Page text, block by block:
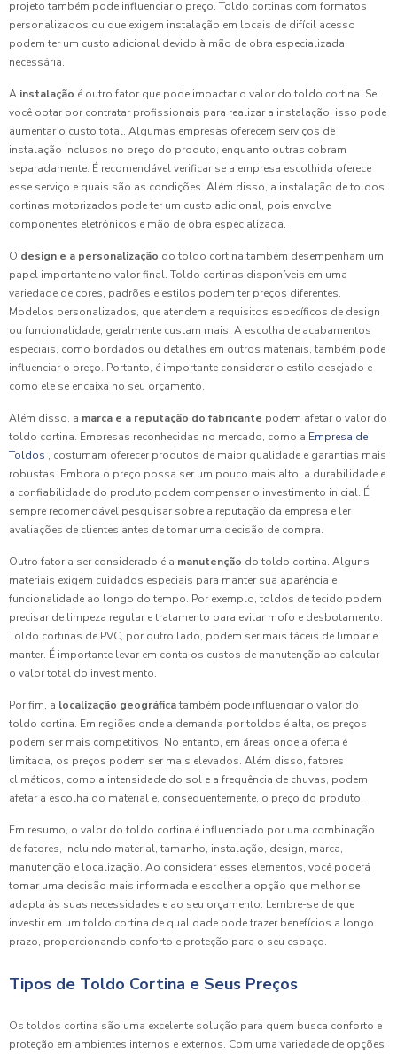
projeto também pode influenciar o preço. Toldo cortinas com formatos
personalizados ou que exigem instalação em locais de difícil acesso
podem ter um custo adicional devido à mão de obra especializada
necessária.
A instalação é outro fator que pode impactar o valor do toldo cortina. Se
você optar por contratar profissionais para realizar a instalação, isso pode
aumentar o custo total. Algumas empresas oferecem serviços de
instalação inclusos no preço do produto, enquanto outras cobram
separadamente. É recomendável verificar se a empresa escolhida oferece
esse serviço e quais são as condições. Além disso, a instalação de toldos
cortinas motorizados pode ter um custo adicional, pois envolve
componentes eletrônicos e mão de obra especializada.
O design e a personalização do toldo cortina também desempenham um
papel importante no valor final. Toldo cortinas disponíveis em uma
variedade de cores, padrões e estilos podem ter preços diferentes.
Modelos personalizados, que atendem a requisitos específicos de design
ou funcionalidade, geralmente custam mais. A escolha de acabamentos
especiais, como bordados ou detalhes em outros materiais, também pode
influenciar o preço. Portanto, é importante considerar o estilo desejado e
como ele se encaixa no seu orçamento.
Além disso, a marca e a reputação do fabricante podem afetar o valor do
toldo cortina. Empresas reconhecidas no mercado, como a Empresa de
Toldos , costumam oferecer produtos de maior qualidade e garantias mais
robustas. Embora o preço possa ser um pouco mais alto, a durabilidade e
a confiabilidade do produto podem compensar o investimento inicial. É
sempre recomendável pesquisar sobre a reputação da empresa e ler
avaliações de clientes antes de tomar uma decisão de compra.
Outro fator a ser considerado é a manutenção do toldo cortina. Alguns
materiais exigem cuidados especiais para manter sua aparência e
funcionalidade ao longo do tempo. Por exemplo, toldos de tecido podem
precisar de limpeza regular e tratamento para evitar mofo e desbotamento.
Toldo cortinas de PVC, por outro lado, podem ser mais fáceis de limpar e
manter. É importante levar em conta os custos de manutenção ao calcular
o valor total do investimento.
Por fim, a localização geográficatambém pode influenciar o valor do
toldo cortina. Em regiões onde a demanda por toldos é alta, os preços
podem ser mais competitivos. No entanto, em áreas onde a oferta é
limitada, os preços podem ser mais elevados. Além disso, fatores
climáticos, como a intensidade do sol e a frequência de chuvas, podem
afetar a escolha do material e, consequentemente, o preço do produto.
Em resumo, o valor do toldo cortina é influenciado por uma combinação
de fatores, incluindo material, tamanho, instalação, design, marca,
manutenção e localização. Ao considerar esses elementos, você poderá
tomar uma decisão mais informada e escolher a opção que melhor se
adapta às suas necessidades e ao seu orçamento. Lembre-se de que
investir em um toldo cortina de qualidade pode trazer benefícios a longo
prazo, proporcionando conforto e proteção para o seu espaço.
Tipos de Toldo Cortina e Seus Preços
Os toldos cortina são uma excelente solução para quem busca conforto e
proteção em ambientes internos e externos. Com uma variedade de opções